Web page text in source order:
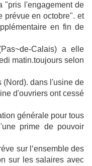
"pris l'engagement de
prévue en octobre". et
en fin de
Calais) a elle
matin.toujours selon
(Nord). dans l'usine de
d'ouvriers ont cessé
générale pour tous
prime de pouvoir
sur l‘ensemble des
sur les salaires avec